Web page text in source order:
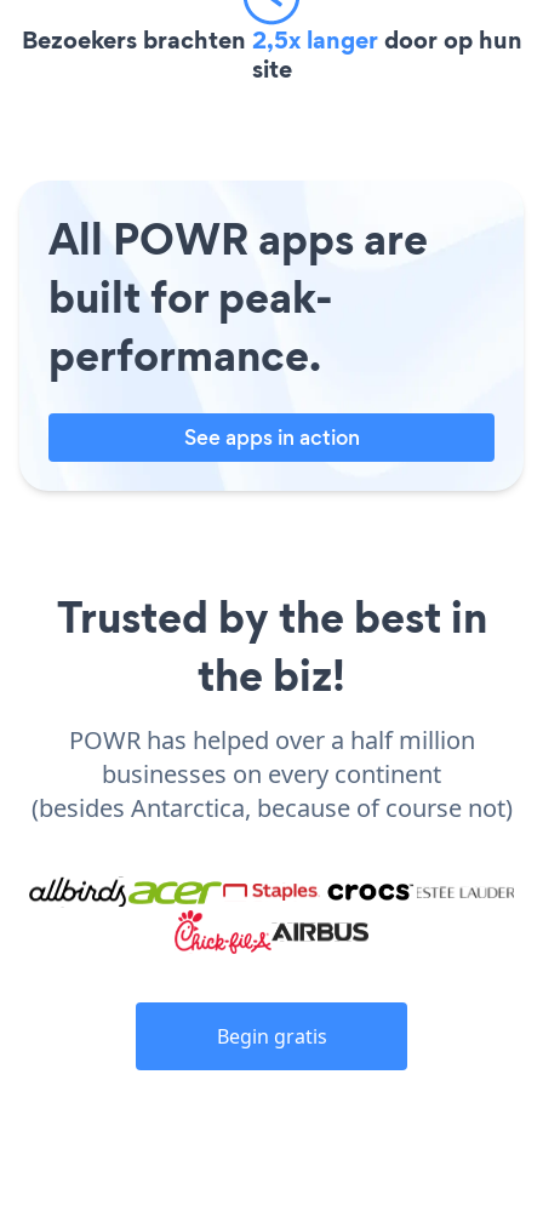
Bezoekers brachten 2,5x langerdoor op hun
site
All POWR apps are
built for peak-
performance.
See apps in action
Trusted by the best in
the biz!
POWR has helped over a half million
businesses on every continent
(besides Antarctica, because of course not)
Begin gratis